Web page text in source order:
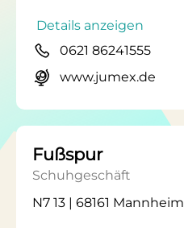
Details anzeigen
0621 86241555
www.jumex.de
Fußspur
Schuhgeschäft
N7 13 | 68161 Mannheim